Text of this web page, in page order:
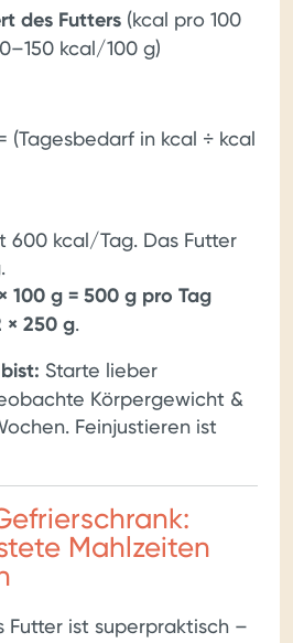
des Futters (kcal pro 100
kcal/100 g)
(Tagesbedarf in kcal ÷ kcal
600 kcal/Tag. Das Futter
100 g = 500 g pro Tag
× 250 g.
Starte lieber
Körpergewicht &
Feinjustieren ist
Mahlzeiten
Futter ist superpraktisch –